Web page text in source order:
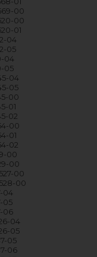
00
00
01
04
05
04
05
04
05
00
01
02
00
01
02
00
00
00
00
04
05
06
04
05
05
06